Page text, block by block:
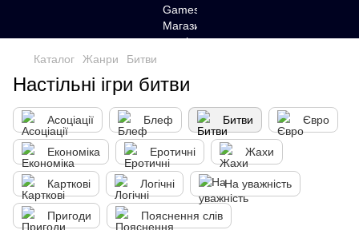
Каталог Жанри Битви
Настільні ігри битви
Асоціації Блеф Битви Євро
Економіка Еротичні Жахи
Карткові Логічні На уважність
Пригоди Пояснення слів